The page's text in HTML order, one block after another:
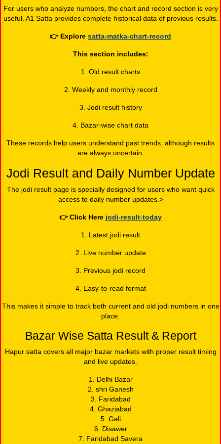
For users who analyze numbers, the chart and record section is very
useful. A1 Satta provides complete historical data of previous results.
👉 Explore satta-matka-chart-record
This section includes:
1. Old result charts
2. Weekly and monthly record
3. Jodi result history
4. Bazar-wise chart data
These records help users understand past trends, although results
are always uncertain.
Jodi Result and Daily Number Update
The jodi result page is specially designed for users who want quick
access to daily number updates.>
👉Click Here jodi-result-today
1. Latest jodi result
2. Live number update
3. Previous jodi record
4. Easy-to-read format
This makes it simple to track both current and old jodi numbers in one
place.
Bazar Wise Satta Result & Report
Hapur satta covers all major bazar markets with proper result timing
and live updates.
1. Delhi Bazar
2. shri Ganesh
3. Faridabad
4. Ghaziabad
5. Gali
6. Disawer
7. Faridabad Savera